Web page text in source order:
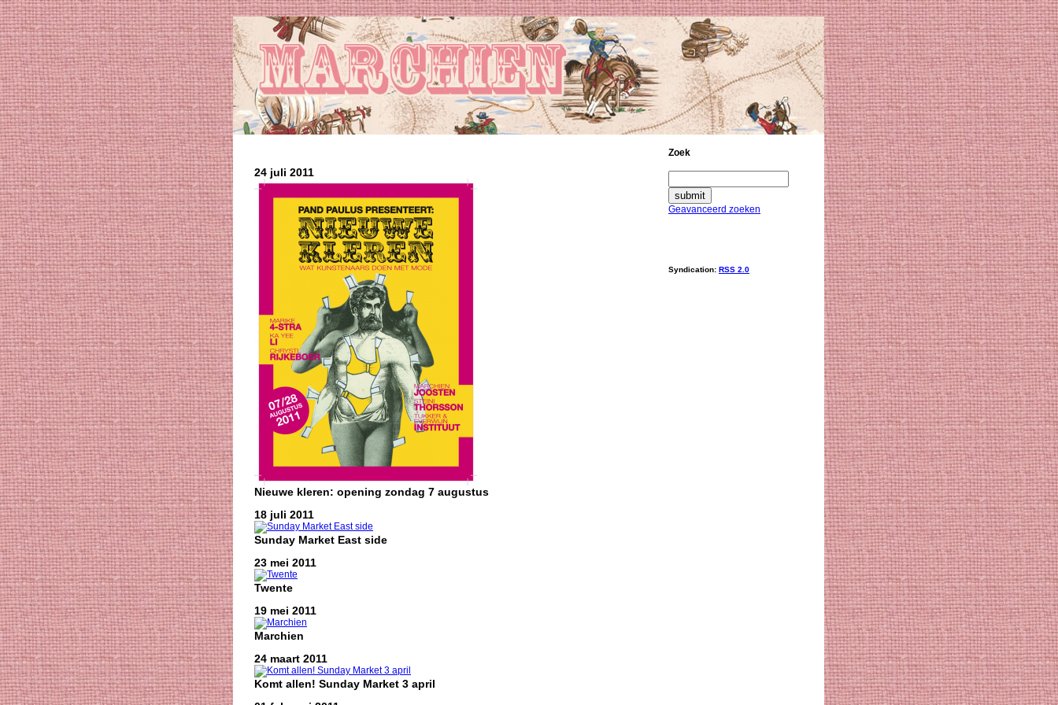
24 juli 2011
Nieuwe kleren: opening zondag 7 augustus
18 juli 2011
Sunday Market East side
23 mei 2011
Twente
19 mei 2011
Marchien
24 maart 2011
Komt allen! Sunday Market 3 april
Zoek
Geavanceerd zoeken
Syndication: RSS 2.0